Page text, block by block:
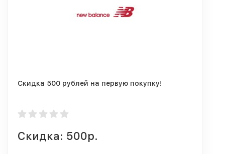
Скидка 500 рублей на первую покупку!
Скидка: 500р.